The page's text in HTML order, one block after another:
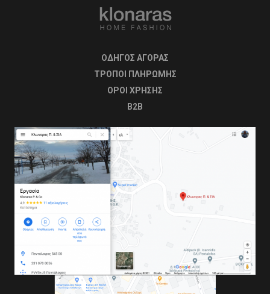
ΟΔΗΓΟΣ ΑΓΟΡΑΣ
ΤΡΟΠΟΙ ΠΛΗΡΩΜΗΣ
OΡΟΙ ΧΡΗΣΗΣ
B2B